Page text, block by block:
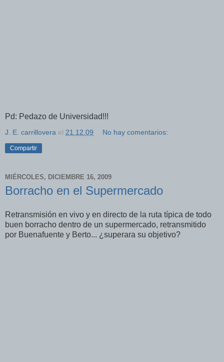
Pd: Pedazo de Universidad!!!
J. E. carrillovera el 21.12.09 No hay comentarios:
Compartir
MIÉRCOLES, DICIEMBRE 16, 2009
Borracho en el Supermercado
Retransmisión en vivo y en directo de la ruta típica de todo
buen borracho dentro de un supermercado, retransmitido
por Buenafuente y Berto... ¿superara su objetivo?